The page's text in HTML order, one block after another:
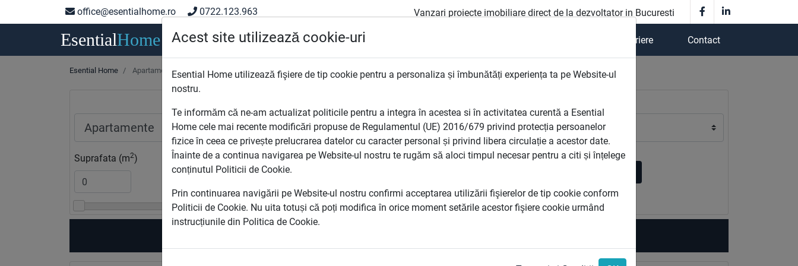
office@esentialhome.ro 0722.123.963 Vanzari proiecte imobiliare direct de la dezvoltator in Bucuresti
EsentialHome Home Proiect Nou - Drumul Binelui Cariere Contact
Esential Home Apartamente noi de vanzare Bucuresti
Suprafata (m2)
Pret (€)
Acest site utilizează cookie-uri
Esential Home utilizează fişiere de tip cookie pentru a personaliza și îmbunătăți experiența ta pe Website-ul
nostru.
Te informăm că ne-am actualizat politicile pentru a integra în acestea si în activitatea curentă a Esential
Home cele mai recente modificări propuse de Regulamentul (UE) 2016/679 privind protecția persoanelor
fizice în ceea ce privește prelucrarea datelor cu caracter personal și privind libera circulație a acestor date.
Înainte de a continua navigarea pe Website-ul nostru te rugăm să aloci timpul necesar pentru a citi și înțelege
conținutul Politicii de Cookie.
Prin continuarea navigării pe Website-ul nostru confirmi acceptarea utilizării fişierelor de tip cookie conform
Politicii de Cookie. Nu uita totuși că poți modifica în orice moment setările acestor fişiere cookie urmând
instrucțiunile din Politica de Cookie.